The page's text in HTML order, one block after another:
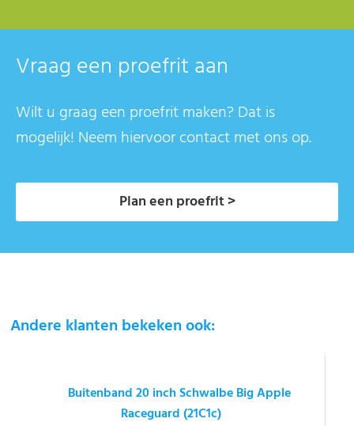
Vraag een proefrit aan
Wilt u graag een proefrit maken? Dat is
mogelijk! Neem hiervoor contact met ons op.
Plan een proefrit >
Andere klanten bekeken ook:
Buitenband 20 inch Schwalbe Big Apple
Raceguard (21C1c)